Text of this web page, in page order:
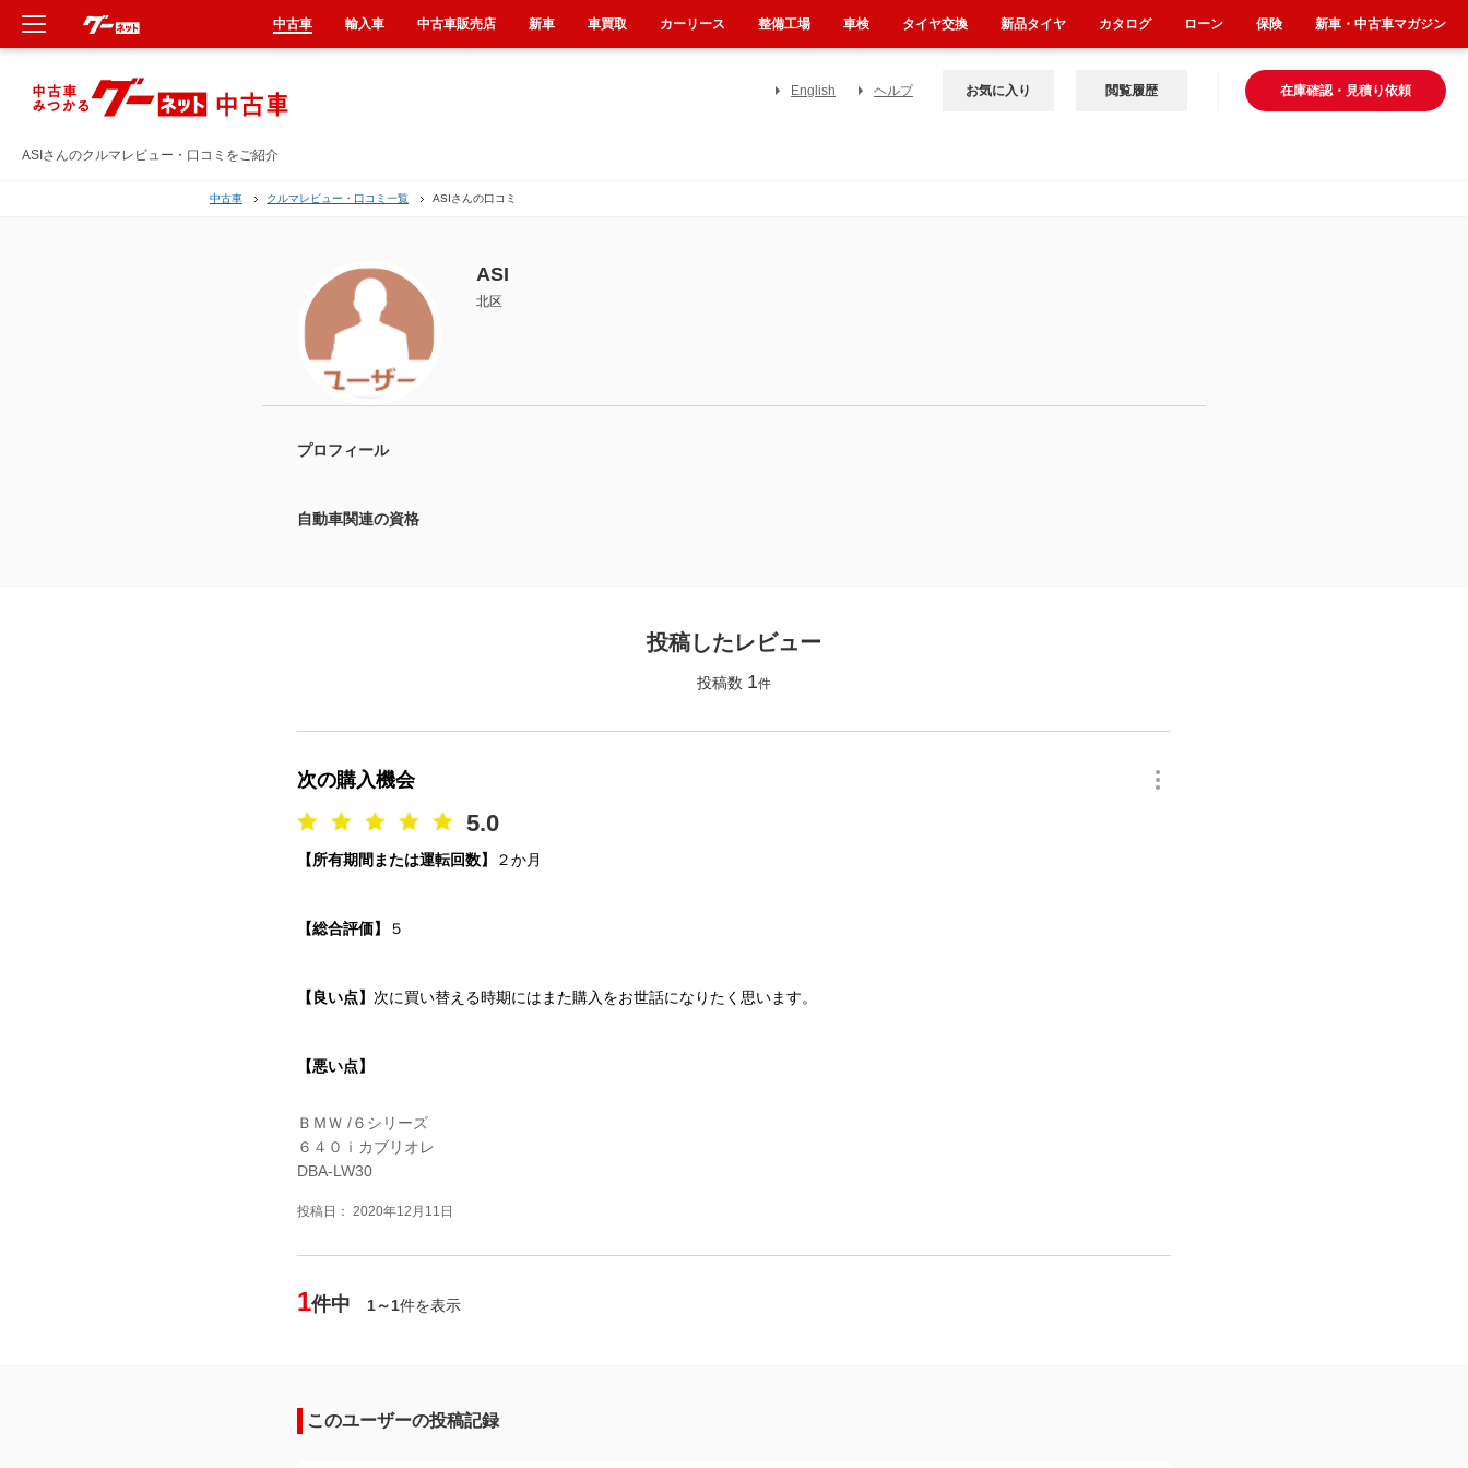
ASIさんのクルマレビュー・口コミをご紹介
English ヘルプ 在庫確認・見積り依頼
お気に入り 閲覧履歴
中古車 クルマレビュー・口コミ一覧 ASIさんの口コミ
ASI
北区
プロフィール
自動車関連の資格
投稿したレビュー
投稿数 1件
次の購入機会
5.0
【所有期間または運転回数】 ２か月
【総合評価】 ５
【良い点】 次に買い替える時期にはまた購入をお世話になりたく思います。
【悪い点】
ＢＭＷ /６シリーズ
６４０ｉカブリオレ
DBA-LW30
投稿日： 2020年12月11日
1件中 1～1件を表示
このユーザーの投稿記録
中古車 輸入車 中古車販売店 新車 車買取 カーリース 整備工場 車検 タイヤ交換 新品タイヤ カタログ ローン 保険 新車・中古車マガジン
新車
中古車